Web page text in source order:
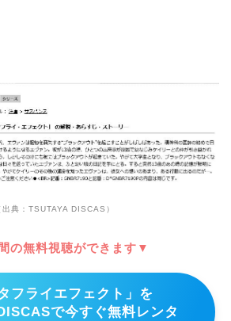
出典：TSUTAYA DISCAS）
の無料視聴ができます▼
フライエフェクト」を
で今すぐ無料レンタ